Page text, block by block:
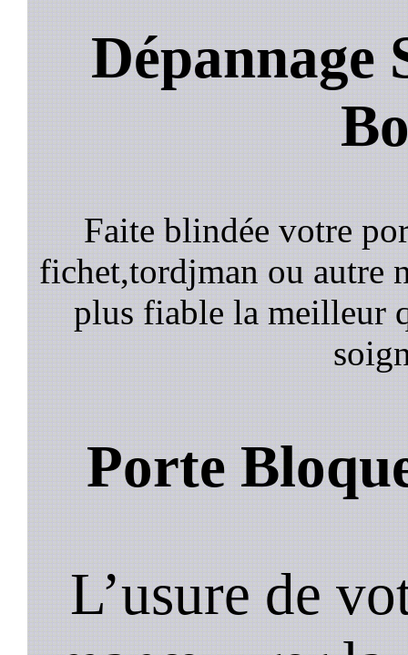
Dépannage
Faite blindée votre
fichet,tordjman ou autre
plus fiable la meilleur
Porte
L’usure de